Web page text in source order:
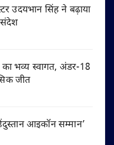
उदयभान सिंह ने बढ़ाया
संदेश
का भव्य स्वागत, अंडर-18
जीत
आइकॉन सम्मान’